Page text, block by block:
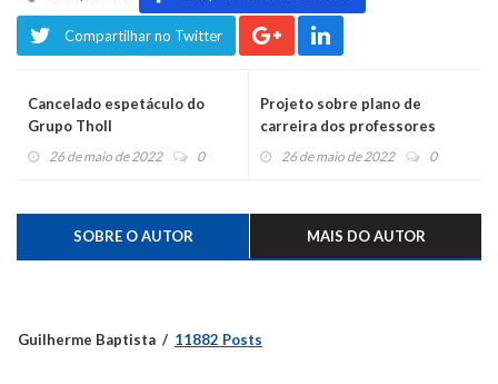
Compartilhar no Twitter
Cancelado espetáculo do
Grupo Tholl
26 de maio de 2022 0
Projeto sobre plano de
carreira dos professores
volta a causar polêmica
26 de maio de 2022 0
SOBRE O AUTOR MAIS DO AUTOR
Guilherme Baptista 11882 Posts